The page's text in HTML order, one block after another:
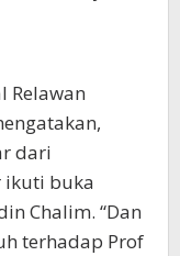
Relawan
dari
ikuti buka
Chalim. “Dan
terhadap Prof